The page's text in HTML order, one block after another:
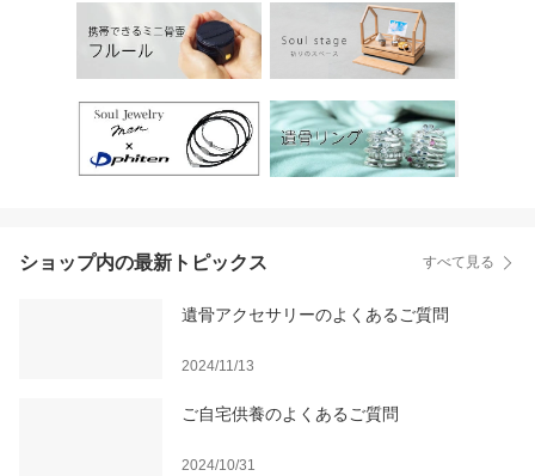
ショップ内の最新トピックス すべて見る
遺骨アクセサリーのよくあるご質問
2024/11/13
ご自宅供養のよくあるご質問
2024/10/31